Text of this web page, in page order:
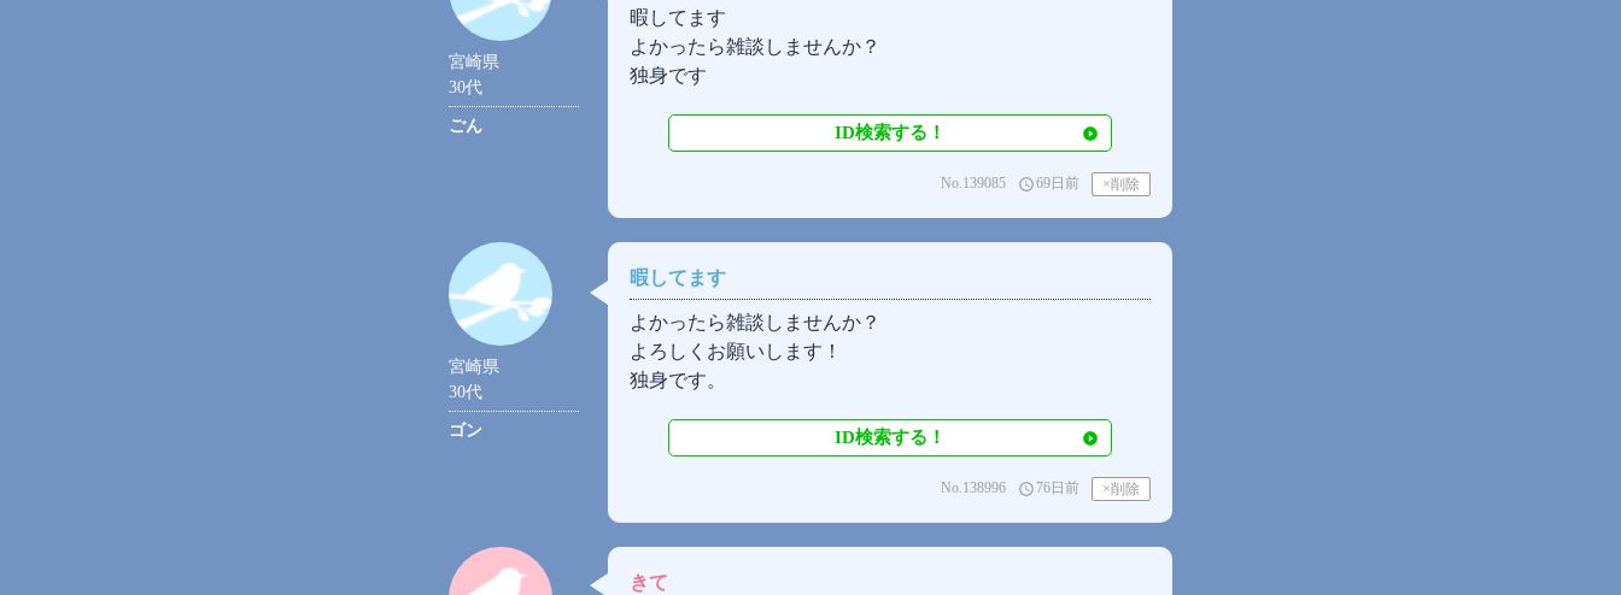
宮崎県
30代
ごん
暇してます
よかったら雑談しませんか？
独身です
ID検索する！
access_time69日前
No.139085
宮崎県
30代
ゴン
暇してます
よかったら雑談しませんか？
よろしくお願いします！
独身です。
ID検索する！
access_time 76日前
No.138996
きて